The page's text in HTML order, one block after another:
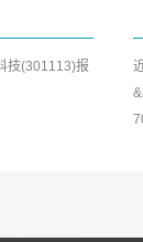
技(301113)报